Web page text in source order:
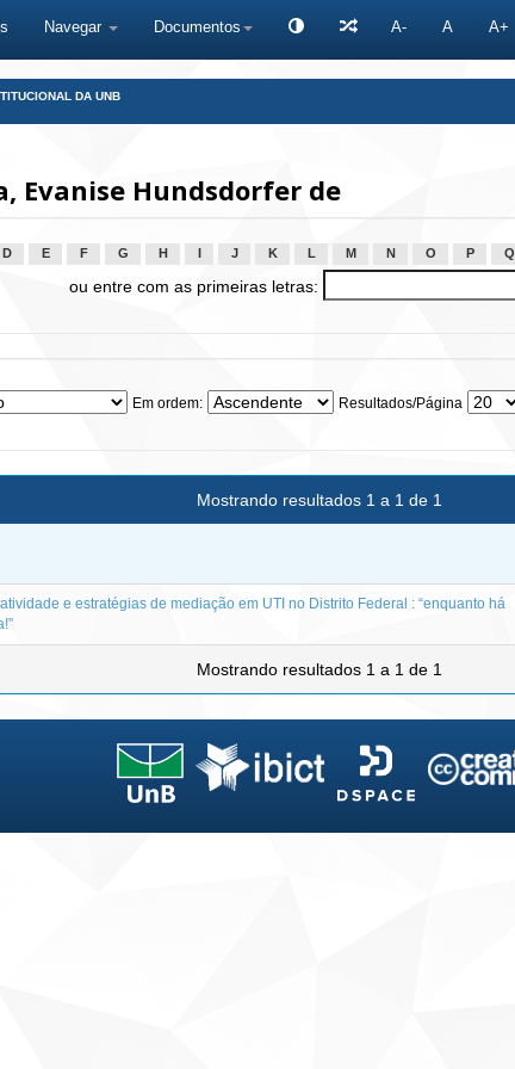
Navegar Documentos A- A A+
DA UNB
Evanise Hundsdorfer de
D E F G H J K L M N O P Q
ou entre com as primeiras letras:
Em ordem: Resultados/Página
Mostrando resultados 1 a 1 de 1
e estratégias de mediação em UTI no Distrito Federal : “enquanto há
Mostrando resultados 1 a 1 de 1